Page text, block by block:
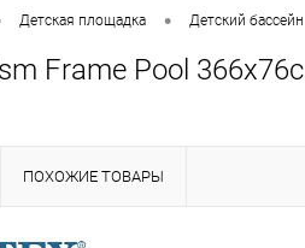
Детская площадка • Детский бассейн
Frame Pool
ПОХОЖИЕ ТОВАРЫ